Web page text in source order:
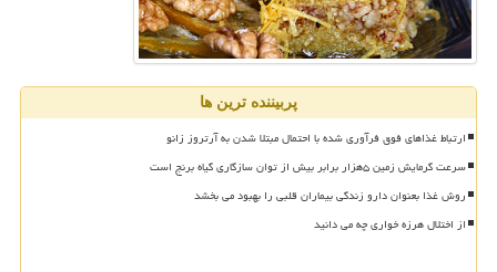
پربیننده ترین ها
ارتباط غذاهای فوق فرآوری شده با احتمال مبتلا شدن به آرتروز زانو
سرعت گرمایش زمین ۵هزار برابر بیش از توان سازگاری گیاه برنج است
روش غذا بعنوان دارو زندگی بیماران قلبی را بهبود می بخشد
از اختلال هرزه خواری چه می دانید